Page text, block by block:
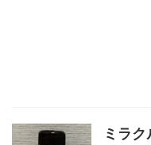
ミラ